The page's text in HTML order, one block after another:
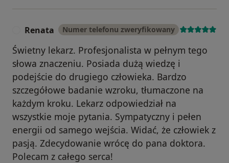
Renata Numer telefonu zweryfikowany
Świetny lekarz. Profesjonalista w pełnym tego
słowa znaczeniu. Posiada dużą wiedzę i
podejście do drugiego człowieka. Bardzo
szczegółowe badanie wzroku, tłumaczone na
każdym kroku. Lekarz odpowiedział na
wszystkie moje pytania. Sympatyczny i pełen
energii od samego wejścia. Widać, że człowiek z
pasją. Zdecydowanie wrócę do pana doktora.
Polecam z całego serca!